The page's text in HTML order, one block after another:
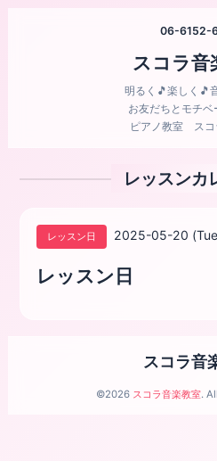
06-6152-
スコラ音
明るく🎵楽しく🎵
お友だちとモチベ
ピアノ教室 スコ
レッスンカ
レッスン日 2025-05-20
レッスン日
スコラ音
©2026 スコラ音楽教室.